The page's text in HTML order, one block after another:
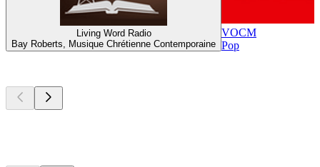
Living Word Radio
Bay Roberts, Musique Chrétienne Contemporaine
VOCM
Pop